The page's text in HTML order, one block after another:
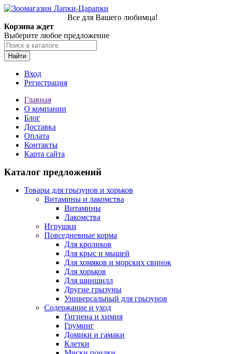
Все для Вашего любимца!
Корзина ждет
Выберите любое предложение
Найти
Вход
Регистрация
Главная
О компании
Блог
Доставка
Оплата
Контакты
Карта сайта
Каталог предложений
Товары для грызунов и хорьков
Витамины и лакомства
Витамины
Лакомства
Игрушки
Повседневные корма
Для кроликов
Для крыс и мышей
Для хомяков и морских свинок
Для хорьков
Для шиншилл
Другие грызуны
Универсальный для грызунов
Содержание и уход
Гигиена и химия
Груминг
Домики и гамаки
Клетки